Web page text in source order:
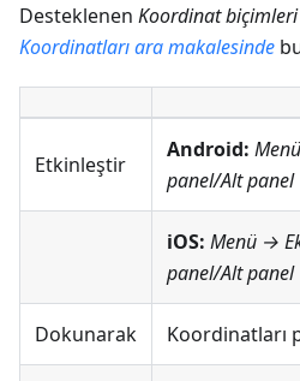
Desteklenen Koordinat biçimleri
Koordinatları ara makalesinde
Etkinleştir
Android:
panel/Alt panel
iOS: Menü →
panel/Alt panel
Dokunarak Koordinatları